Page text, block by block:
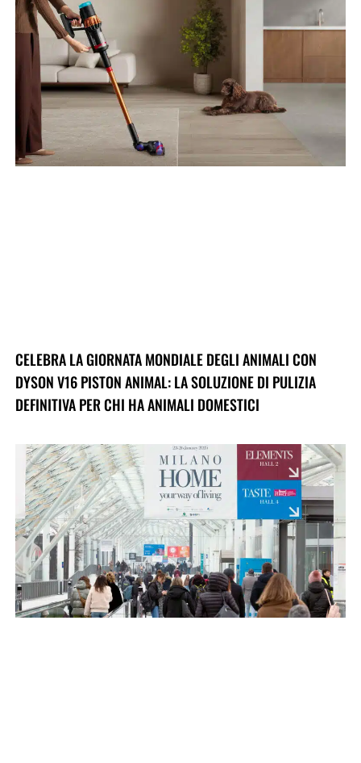
CELEBRA LA GIORNATA MONDIALE DEGLI ANIMALI CON
DYSON V16 PISTON ANIMAL: LA SOLUZIONE DI PULIZIA
DEFINITIVA PER CHI HA ANIMALI DOMESTICI